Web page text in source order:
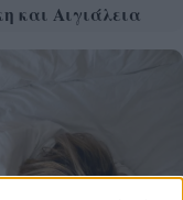
και Αιγιάλεια